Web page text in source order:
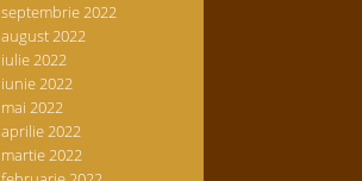
septembrie 2022
august 2022
iulie 2022
iunie 2022
mai 2022
aprilie 2022
martie 2022